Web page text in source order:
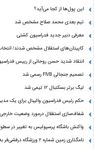
این پول‌ها از کجا می‌آید؟
تیم بعدی محمد صلاح مشخص شد
معرفی دبیر جدید فدراسیون کشتی
کاپیتان‌های استقلال مشخص شدند/
انتقاد شدید حسن روحانی از رییس
تصمیم جنجالی FIVB رسمی شد
لیگ برتر بسکتبال ۱۲ تیمی شد
حکم رئیس فدراسیون والیبال برای یک
شفاف‌سازی استقلال درمورد وضعیت
واکنش باشگاه پرسپولیس به تغییر در
نامگذاری زمین شماره ۲ ورزشگاه درفشی‌فر به نام شهید «ماکان نصیری»